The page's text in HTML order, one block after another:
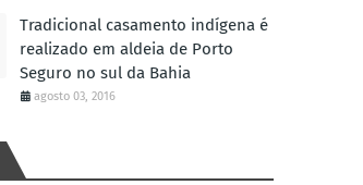
Tradicional casamento indígena é
realizado em aldeia de Porto
Seguro no sul da Bahia
agosto 03, 2016